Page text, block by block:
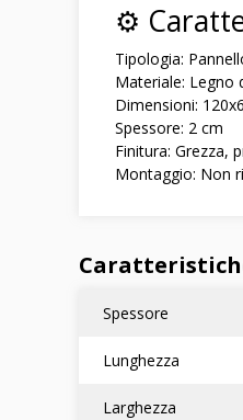
⚙️
Tipologia:
Materiale: Legno
Dimensioni:
Spessore: 2 cm
Finitura: Grezza,
Montaggio: Non
Spessore
Lunghezza
Larghezza